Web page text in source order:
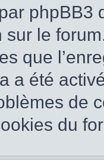
phpBB3
sur le
que
a été
de
du